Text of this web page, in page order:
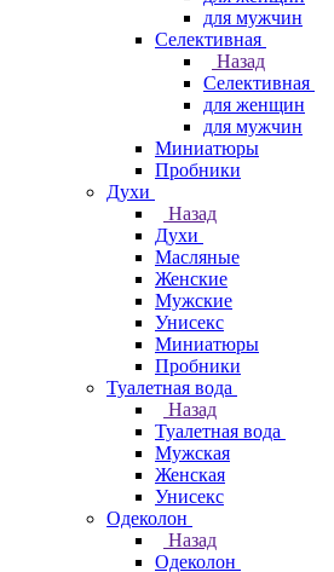
для мужчин
Селективная
Назад
Селективная
для женщин
для мужчин
Миниатюры
Пробники
Духи
Назад
Духи
Масляные
Женские
Мужские
Унисекс
Миниатюры
Пробники
Туалетная вода
Назад
Туалетная вода
Мужская
Женская
Унисекс
Одеколон
Назад
Одеколон